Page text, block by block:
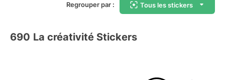
Regrouper par : Tous les stickers
690 La créativité Stickers